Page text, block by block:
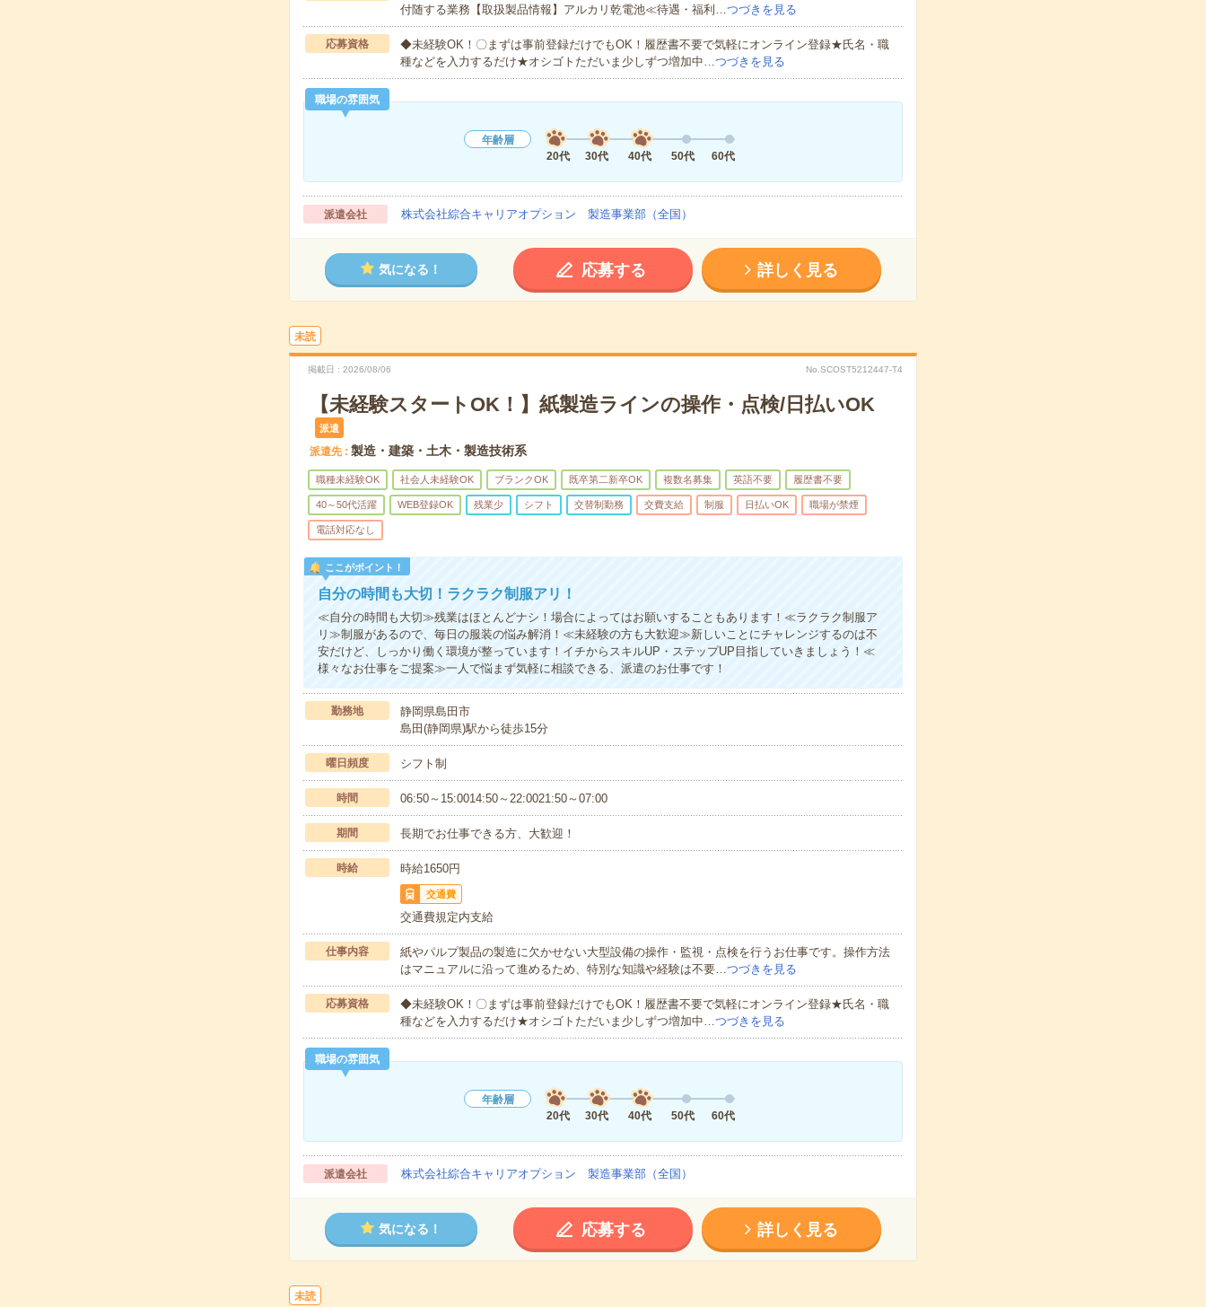
付随する業務【取扱製品情報】アルカリ乾電池≪待遇・福利…つづきを見る
応募資格
◆未経験OK！〇まずは事前登録だけでもOK！履歴書不要で気軽にオンライン登録★氏名・職
種などを入力するだけ★オシゴトただいま少しずつ増加中…つづきを見る
職場の雰囲気
年齢層
20代
30代 40代 50代 60代
派遣会社 株式会社綜合キャリアオプション 製造事業部（全国）
気になる！ 応募する 詳しく見る
未読
掲載日 2026/08/06 No.SCOST5212447-T4
【未経験スタートOK！】紙製造ラインの操作・点検/日払いOK
派遣
派遣先 製造・建築・土木・製造技術系
職種未経験OK 社会人未経験OK ブランクOK 既卒第二新卒OK 複数名募集 英語不要 履歴書不要
40～50代活躍 WEB登録OK 残業少 シフト 交替制勤務 交費支給 制服 日払いOK 職場が禁煙
電話対応なし
ここがポイント！
自分の時間も大切！ラクラク制服アリ！
≪自分の時間も大切≫残業はほとんどナシ！場合によってはお願いすることもあります！≪ラクラク制服ア
リ≫制服があるので、毎日の服装の悩み解消！≪未経験の方も大歓迎≫新しいことにチャレンジするのは不
安だけど、しっかり働く環境が整っています！イチからスキルUP・ステップUP目指していきましょう！≪
様々なお仕事をご提案≫一人で悩まず気軽に相談できる、派遣のお仕事です！
勤務地
静岡県島田市
島田(静岡県)駅から徒歩15分
曜日頻度 シフト制
時間 06:50～15:0014:50～22:0021:50～07:00
期間 長期でお仕事できる方、大歓迎！
時給 時給1650円
交通費
交通費規定内支給
仕事内容
紙やパルプ製品の製造に欠かせない大型設備の操作・監視・点検を行うお仕事です。操作方法
はマニュアルに沿って進めるため、特別な知識や経験は不要…つづきを見る
応募資格
◆未経験OK！〇まずは事前登録だけでもOK！履歴書不要で気軽にオンライン登録★氏名・職
種などを入力するだけ★オシゴトただいま少しずつ増加中…つづきを見る
職場の雰囲気
年齢層
20代
30代 40代 50代 60代
派遣会社 株式会社綜合キャリアオプション 製造事業部（全国）
気になる！ 応募する 詳しく見る
未読